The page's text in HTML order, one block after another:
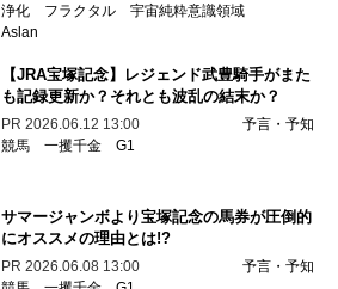
浄化
フラクタル 宇宙純粋意識領域
Aslan
【JRA宝塚記念】レジェンド武豊騎手がまた
も記録更新か？それとも波乱の結末か？
PR 2026.06.12 13:00
予言・予知
競馬 一攫千金 G1
サマージャンボより宝塚記念の馬券が圧倒的
にオススメの理由とは!?
PR 2026.06.08 13:00
予言・予知